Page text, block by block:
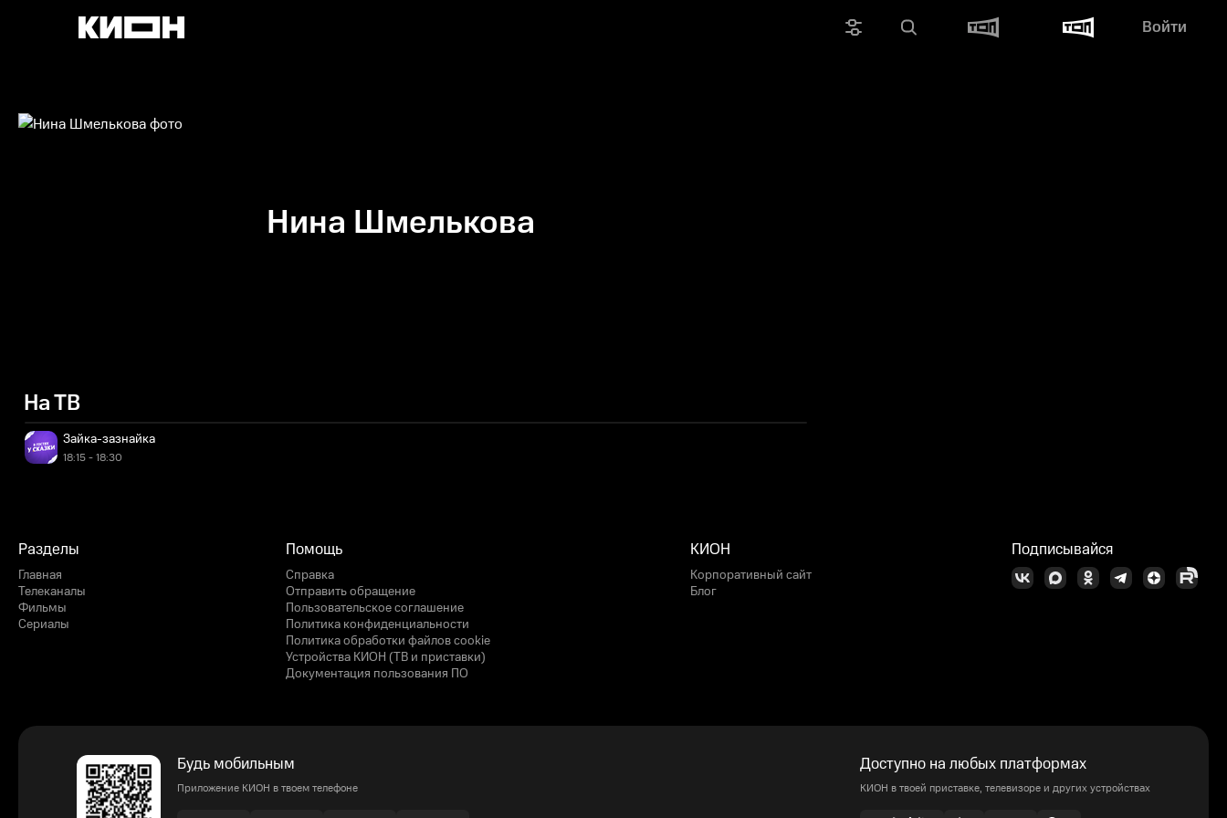
Войти
Нина Шмелькова
На ТВ
Зайка-зазнайка
18:15 - 18:30
Разделы
Главная
Телеканалы
Фильмы
Сериалы
Помощь
Справка
Отправить обращение
Пользовательское соглашение
Политика конфиденциальности
Политика обработки файлов cookie
Устройства КИОН (ТВ и приставки)
Документация пользования ПО
КИОН
Корпоративный сайт
Блог
Подписывайся
Будь мобильным
Приложение КИОН в твоем телефоне
Доступно на любых платформах
КИОН в твоей приставке, телевизоре и других устройствах